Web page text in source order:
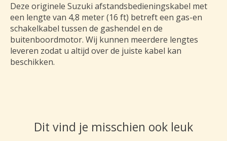
Deze originele Suzuki afstandsbedieningskabel met
een lengte van 4,8 meter (16 ft) betreft een gas-en
schakelkabel tussen de gashendel en de
buitenboordmotor. Wij kunnen meerdere lengtes
leveren zodat u altijd over de juiste kabel kan
beschikken.
Dit vind je misschien ook leuk